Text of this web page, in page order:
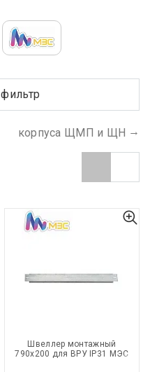
корпуса ЩМП и ЩН
Швеллер монтажный
790х200 для ВРУ IP31 МЭС